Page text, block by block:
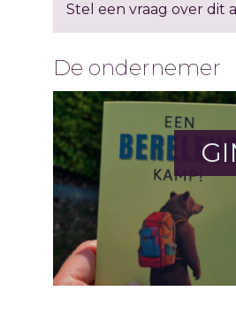
Stel een vraag over dit
De ondernemer